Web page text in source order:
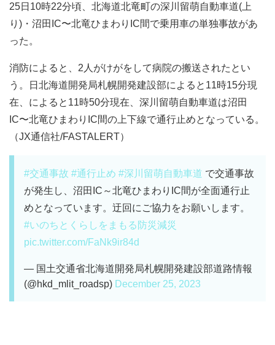
25日10時22分頃、北海道北竜町の深川留萌自動車道(上
り)・沼田IC〜北竜ひまわりIC間で乗用車の単独事故があ
った。
消防によると、2人がけがをして病院の搬送されたとい
う。日北海道開発局札幌開発建設部によると11時15分現
在、によると11時50分現在、深川留萌自動車道は沼田
IC〜北竜ひまわりIC間の上下線で通行止めとなっている。
（JX通信社/FASTALERT）
#交通事故 #通行止め #深川留萌自動車道 で交通事故
が発生し、沼田IC～北竜ひまわりIC間が全面通行止
めとなっています。迂回にご協力をお願いします。
#いのちとくらしをまもる防災減災
pic.twitter.com/FaNk9ir84d
— 国土交通省北海道開発局札幌開発建設部道路情報
(@hkd_mlit_roadsp) December 25, 2023